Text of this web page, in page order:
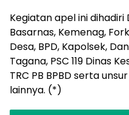
Kegiatan apel ini dihadiri
Basarnas, Kemenag,
Desa, BPD, Kapolsek,
Tagana, PSC 119 Dinas
TRC PB BPBD serta
lainnya. (*)